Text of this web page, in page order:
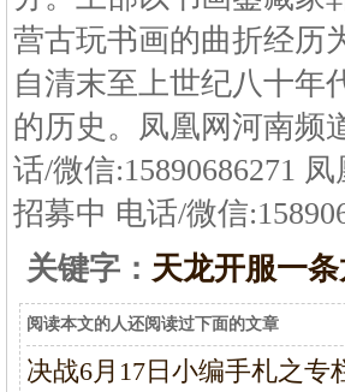
营古玩书画的曲折经历
自清末至上世纪八十年
的历史。凤凰网河南频
话/微信:15890686271
招募中 电话/微信
关键字： 天龙开服一
阅读本文的人还阅读过下面的文章
决战6月17日小编手札之专